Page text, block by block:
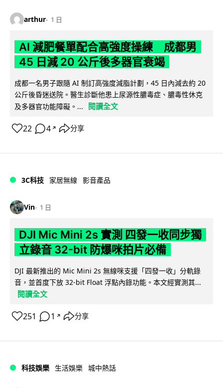
arthur 1 日
AI 減肥餐單配合高強度操練 成都男
45 日減 20 公斤後多器官衰竭
成都一名男子跟隨 AI 制訂高強度減脂計劃，45 日內減去約 20
公斤後昏迷送院。醫生診斷他患上尿源性膿毒症、膿毒性休克
及多器官功能障礙。...
閱讀全文
22 4 ↗ 分享
3C科技 家居無線 影音產品
Vin 1 日
DJI Mic Mini 2s 實測 四發一收同步獨
立錄音 32-bit 防爆咪拍片必備
DJI 最新推出的 Mic Mini 2s 無線咪支援「四發一收」分軌錄
音，並首度下放 32-bit Float 浮點內錄功能。本文經實測其...
閱讀全文
251 1 ↗ 分享
科技娛樂 生活娛樂 城中熱話